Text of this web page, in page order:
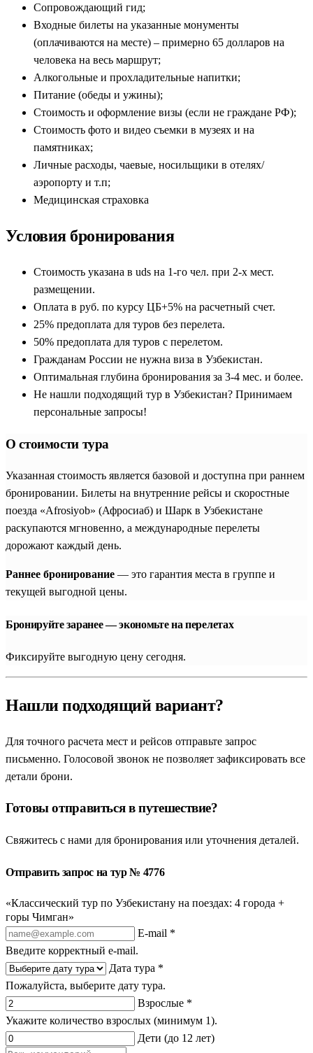
Сопровождающий гид;
Входные билеты на указанные монументы
(оплачиваются на месте) – примерно 65 долларов на
человека на весь маршрут;
Алкогольные и прохладительные напитки;
Питание (обеды и ужины);
Стоимость и оформление визы (если не граждане РФ);
Стоимость фото и видео съемки в музеях и на
памятниках;
Личные расходы, чаевые, носильщики в отелях/
аэропорту и т.п;
Медицинская страховка
Условия бронирования
Стоимость указана в uds на 1-го чел. при 2-х мест.
размещении.
Оплата в руб. по курсу ЦБ+5% на расчетный счет.
25% предоплата для туров без перелета.
50% предоплата для туров с перелетом.
Гражданам России не нужна виза в Узбекистан.
Оптимальная глубина бронирования за 3-4 мес. и более.
Не нашли подходящий тур в Узбекистан? Принимаем
персональные запросы!
О стоимости тура
Указанная стоимость является базовой и доступна при раннем
бронировании. Билеты на внутренние рейсы и скоростные
поезда «Afrosiyob» (Афросиаб) и Шарк в Узбекистане
раскупаются мгновенно, а международные перелеты
дорожают каждый день.
Раннее бронирование — это гарантия места в группе и
текущей выгодной цены.
Бронируйте заранее — экономьте на перелетах
Фиксируйте выгодную цену сегодня.
Нашли подходящий вариант?
Для точного расчета мест и рейсов отправьте запрос
письменно. Голосовой звонок не позволяет зафиксировать все
детали брони.
Готовы отправиться в путешествие?
Свяжитесь с нами для бронирования или уточнения деталей.
Отправить запрос на тур № 4776
«Классический тур по Узбекистану на поездах: 4 города +
горы Чимган»
E-mail *
Введите корректный e-mail.
Дата тура *
Пожалуйста, выберите дату тура.
Взрослые *
Укажите количество взрослых (минимум 1).
Дети (до 12 лет)